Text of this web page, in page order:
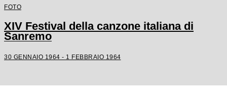
FOTO
XIV Festival della canzone italiana di
Sanremo
30 GENNAIO 1964 - 1 FEBBRAIO 1964